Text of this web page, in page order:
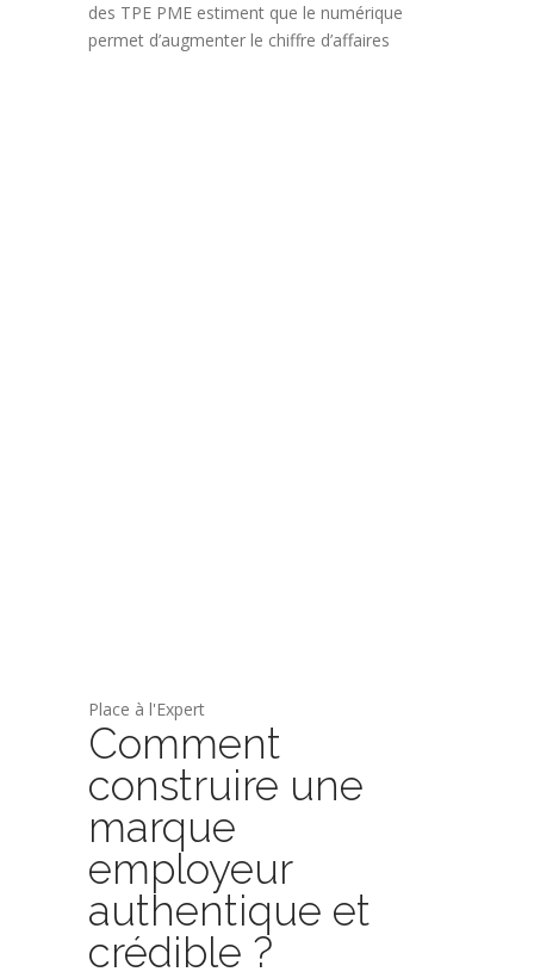
des TPE PME estiment que le numérique
permet d’augmenter le chiffre d’affaires
Place à l'Expert
Comment
construire une
marque
employeur
authentique et
crédible ?